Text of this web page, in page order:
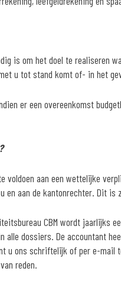
is om het doel te realiseren
u tot stand komt of- in het
er een overeenkomst
voldoen aan een wettelijke
en aan de kantonrechter. Dit
CBM wordt
alle dossiers. De accountant
u ons schriftelijk of per e-
reden.